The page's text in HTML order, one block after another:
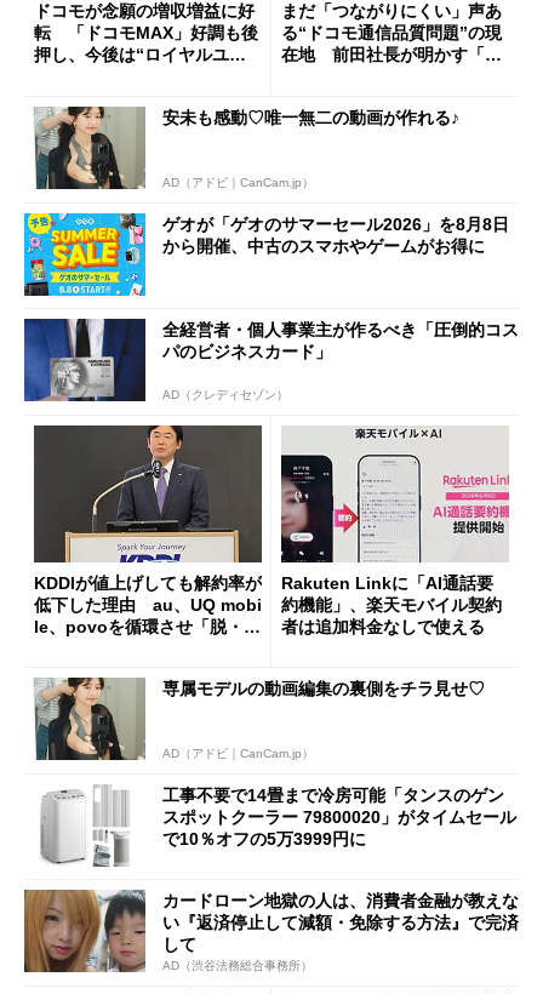
ドコモが念願の増収増益に好
転 「ドコモMAX」好調も後
押し、今後は“ロイヤルユー
まだ「つながりにくい」声あ
る“ドコモ通信品質問題”の現
在地 前田社長が明かす「道
安未も感動♡唯一無二の動画が作れる♪
AD（アドビ｜CanCam.jp）
ゲオが「ゲオのサマーセール2026」を8月8日
から開催、中古のスマホやゲームがお得に
全経営者・個人事業主が作るべき「圧倒的コス
パのビジネスカード」
AD（クレディセゾン）
KDDIが値上げしても解約率が
低下した理由 au、UQ mobi
le、povoを循環させ「脱・販
Rakuten Linkに「AI通話要
約機能」、楽天モバイル契約
者は追加料金なしで使える
専属モデルの動画編集の裏側をチラ見せ♡
AD（アドビ｜CanCam.jp）
工事不要で14畳まで冷房可能「タンスのゲン
スポットクーラー 79800020」がタイムセール
で10％オフの5万3999円に
カードローン地獄の人は、消費者金融が教えな
い『返済停止して減額・免除する方法』で完済
して
AD（渋谷法務総合事務所）